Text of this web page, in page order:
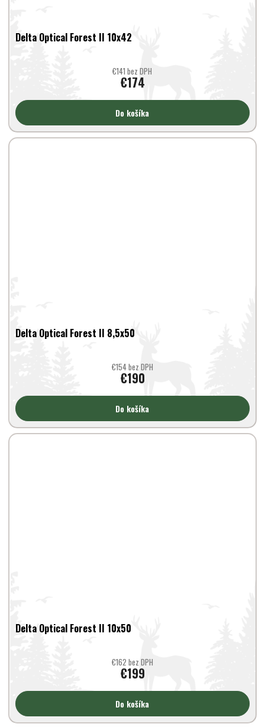
Delta Optical Forest II 10x42
€141 bez DPH
€174
Do košíka
Delta Optical Forest II 8,5x50
€154 bez DPH
€190
Do košíka
Delta Optical Forest II 10x50
€162 bez DPH
€199
Do košíka